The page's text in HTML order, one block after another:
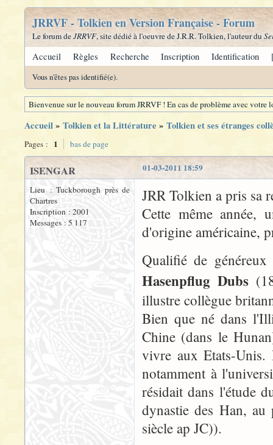
JRRVF - Tolkien en Version Française - Forum
Le forum deJRRVF, site dédié à l'oeuvre de J.R.R. Tolkien, l'auteur du
Accueil Règles Recherche Inscription Identification
Vous n'êtes pas identifié(e).
Bienvenue sur le nouveau forum JRRVF ! En cas de problème avec
Accueil» Tolkien et la Littérature » Tolkien et ses étranges
Pages : 1 bas de page
01-03-2011 18:59
ISENGAR
Lieu : Tuckborough près de
Chartres
Inscription : 2001
Messages : 5 117
JRR Tolkien a pris sa
Cette même année,
d'origine américaine,
Qualifié de
Hasenpflug Dubs
illustre collègue
Bien que né dans
Chine (dans le
vivre aux Etats-Unis.
notamment à
résidait dans l'étude
dynastie des Han,
siècle ap JC)).